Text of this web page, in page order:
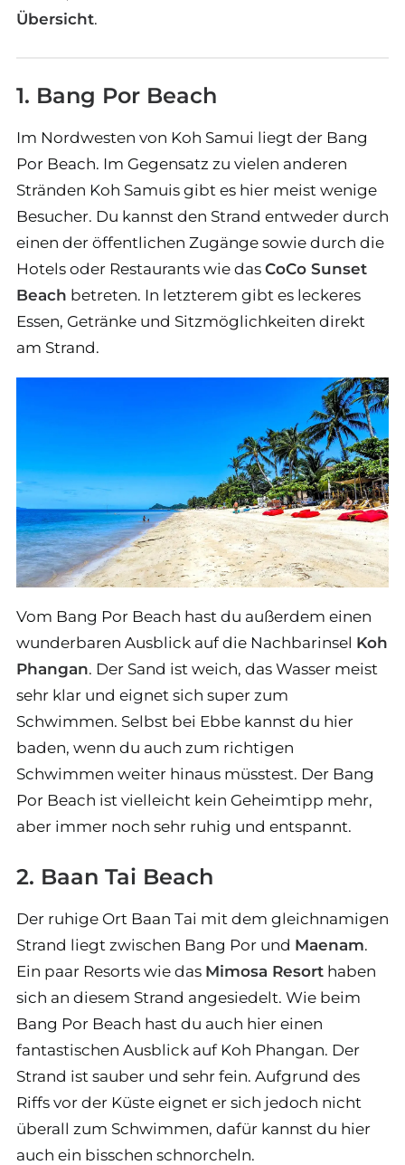
Übersicht.
1. Bang Por Beach
Im Nordwesten von Koh Samui liegt der Bang
Por Beach. Im Gegensatz zu vielen anderen
Stränden Koh Samuis gibt es hier meist wenige
Besucher. Du kannst den Strand entweder durch
einen der öffentlichen Zugänge sowie durch die
Hotels oder Restaurants wie das CoCo Sunset
Beach betreten. In letzterem gibt es leckeres
Essen, Getränke und Sitzmöglichkeiten direkt
am Strand.
Vom Bang Por Beach hast du außerdem einen
wunderbaren Ausblick auf die Nachbarinsel Koh
Phangan. Der Sand ist weich, das Wasser meist
sehr klar und eignet sich super zum
Schwimmen. Selbst bei Ebbe kannst du hier
baden, wenn du auch zum richtigen
Schwimmen weiter hinaus müsstest. Der Bang
Por Beach ist vielleicht kein Geheimtipp mehr,
aber immer noch sehr ruhig und entspannt.
2. Baan Tai Beach
Der ruhige Ort Baan Tai mit dem gleichnamigen
Strand liegt zwischen Bang Por und Maenam.
Ein paar Resorts wie das Mimosa Resort haben
sich an diesem Strand angesiedelt. Wie beim
Bang Por Beach hast du auch hier einen
fantastischen Ausblick auf Koh Phangan. Der
Strand ist sauber und sehr fein. Aufgrund des
Riffs vor der Küste eignet er sich jedoch nicht
überall zum Schwimmen, dafür kannst du hier
auch ein bisschen schnorcheln.